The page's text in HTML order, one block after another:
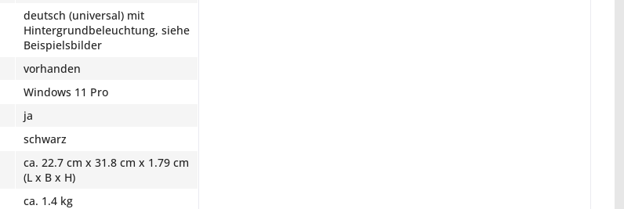
deutsch (universal) mit
Hintergrundbeleuchtung, siehe
Beispielsbilder
vorhanden
Windows 11 Pro
ja
schwarz
ca. 22.7 cm x 31.8 cm x 1.79 cm
(L x B x H)
ca. 1.4 kg